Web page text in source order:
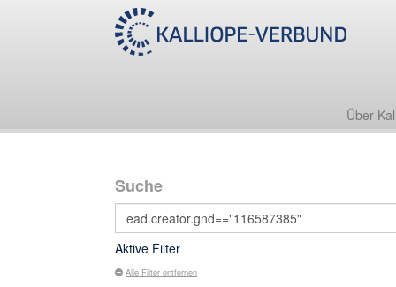
Über
Suche
Aktive Filter
Alle Filter entfernen